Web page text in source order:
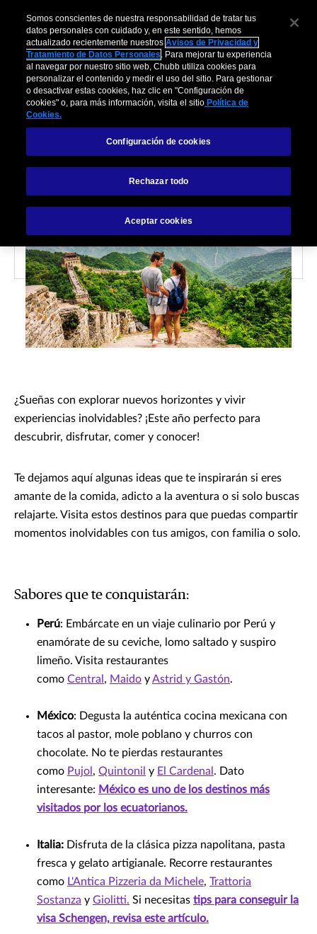
VIAJES
Metas de viaje para este
¿Sueñas con explorar nuevos horizontes y vivir
experiencias inolvidables? ¡Este año perfecto para
descubrir, disfrutar, comer y conocer!
Te dejamos aquí algunas ideas que te inspirarán si eres
amante de la comida, adicto a la aventura o si solo buscas
relajarte. Visita estos destinos para que puedas compartir
momentos inolvidables con tus amigos, con familia o solo.
Sabores que te conquistarán:
Perú: Embárcate en un viaje culinario por Perú y
enamórate de su ceviche, lomo saltado y suspiro
limeño. Visita restaurantes
como Central , Maido yAstrid y Gastón.
México: Degusta la auténtica cocina mexicana con
tacos al pastor, mole poblano y churros con
chocolate. No te pierdas restaurantes
como Pujol , Quintonil y El Cardenal . Dato
interesante: México es uno de los destinos más
visitados por los ecuatorianos.
Italia: Disfruta de la clásica pizza napolitana, pasta
fresca y gelato artigianale. Recorre restaurantes
como L'Antica Pizzeria da Michele, Trattoria
Sostanza y Giolitti. Si necesitas tips para conseguir la
visa Schengen, revisa este artículo.
Somos conscientes de nuestra responsabilidad de tratar tus
datos personales con cuidado y, en este sentido, hemos
actualizado recientemente nuestrosAvisos de Privacidad y
Tratamiento de Datos Personales. Para mejorar tu experiencia
al navegar por nuestro sitio web, Chubb utiliza cookies para
personalizar el contenido y medir el uso del sitio. Para gestionar
o desactivar estas cookies, haz clic en "Configuración de
cookies" o, para más información, visita el sitio Política de
Cookies.
Configuración de cookies
Rechazar todo
Aceptar cookies